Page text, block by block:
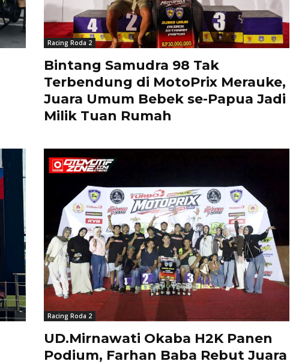
Racing Roda 2
Bintang Samudra 98 Tak
Terbendung di MotoPrix Merauke,
Juara Umum Bebek se-Papua Jadi
Milik Tuan Rumah
Racing Roda 2
UD.Mirnawati Okaba H2K Panen
Podium, Farhan Baba Rebut Juara